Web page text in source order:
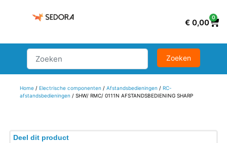
€ 0,00
0
Home/ Electrische componenten / Afstandsbedieningen / RC-
afstandsbedieningen / SHW/ RMC/ 0111N AFSTANDSBEDIENING SHARP
Deel dit product